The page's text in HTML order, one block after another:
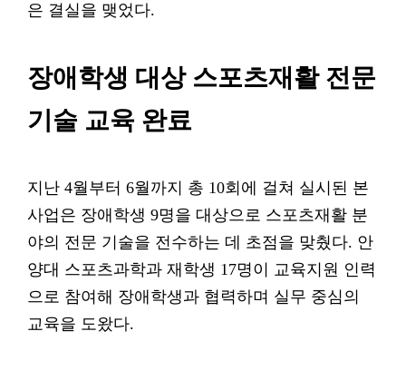
은 결실을 맺었다.
장애학생 대상 스포츠재활 전문
기술 교육 완료
지난 4월부터 6월까지 총 10회에 걸쳐 실시된 본
사업은 장애학생 9명을 대상으로 스포츠재활 분
야의 전문 기술을 전수하는 데 초점을 맞췄다. 안
양대 스포츠과학과 재학생 17명이 교육지원 인력
으로 참여해 장애학생과 협력하며 실무 중심의
교육을 도왔다.